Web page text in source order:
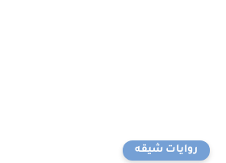
روايات شيقه